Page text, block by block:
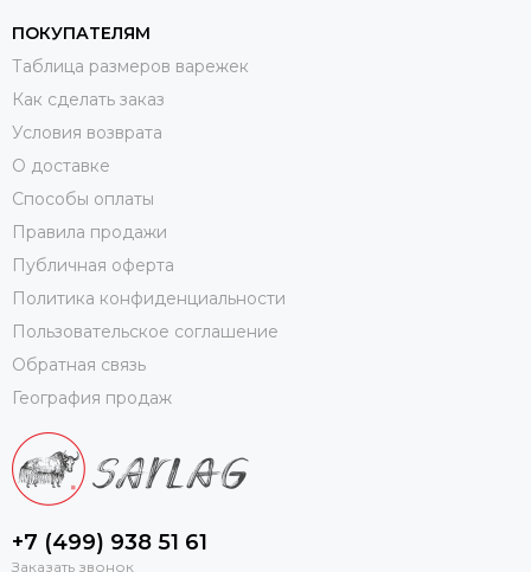
ПОКУПАТЕЛЯМ
Таблица размеров варежек
Как сделать заказ
Условия возврата
О доставке
Способы оплаты
Правила продажи
Публичная оферта
Политика конфиденциальности
Пользовательское соглашение
Обратная связь
География продаж
+7 (499) 938 51 61
Заказать звонок